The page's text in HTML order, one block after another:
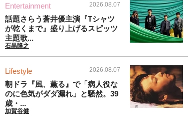
Entertainment 2026.08.07
話題さらう蒼井優主演『Tシャツ
が乾くまで』盛り上げるスピッツ
主題歌...
石黒隆之
Lifestyle 2026.08.07
朝ドラ『風、薫る』で「病人役な
のに色気がダダ漏れ」と騒然。39
歳・...
加賀谷健